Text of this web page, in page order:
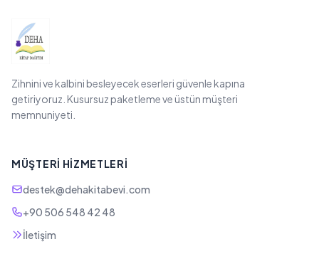
Zihnini ve kalbini besleyecek eserleri güvenle kapına
getiriyoruz. Kusursuz paketleme ve üstün müşteri
memnuniyeti.
MÜŞTERI HIZMETLERI
destek@dehakitabevi.com
+90 506 548 42 48
İletişim